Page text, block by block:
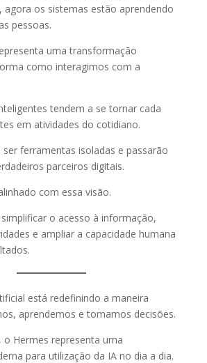
agora os sistemas estão aprendendo
pessoas.
uma transformação
como interagimos com a
tendem a se tornar cada
em atividades do cotidiano.
ser ferramentas isoladas e passarão
parceiros digitais.
com essa visão.
o acesso à informação,
e ampliar a capacidade humana
está redefinindo a maneira
aprendemos e tomamos decisões.
Hermes representa uma
para utilização da IA no dia a dia.